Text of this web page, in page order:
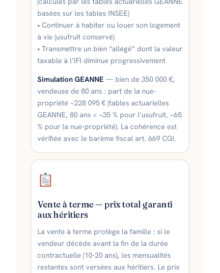
basées sur les tables INSEE)
• Continuer à habiter ou louer son logement
à vie (usufruit conservé)
• Transmettre un bien “allégé” dont la valeur
taxable à l’IFI diminue progressivement
Simulation GEANNE — bien de 350 000 €,
vendeuse de 80 ans : part de la nue-
propriété ~228 095 € (tables actuarielles
GEANNE, 80 ans = ~35 % pour l’usufruit, ~65
% pour la nue-propriété). La cohérence est
vérifiée avec le barème fiscal art. 669 CGI.
Vente à terme — prix total garanti
aux héritiers
La vente à terme protège la famille : si le
vendeur décède avant la fin de la durée
contractuelle (10-20 ans), les mensualités
restantes sont versées aux héritiers. Le prix